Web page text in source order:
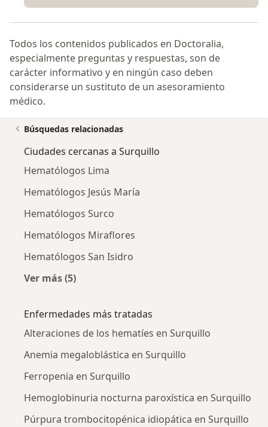
Todos los contenidos publicados en Doctoralia,
especialmente preguntas y respuestas, son de
carácter informativo y en ningún caso deben
considerarse un sustituto de un asesoramiento
médico.
Búsquedas relacionadas
Ciudades cercanas a Surquillo
Hematólogos Lima
Hematólogos Jesús María
Hematólogos Surco
Hematólogos Miraflores
Hematólogos San Isidro
Ver más (5)
Enfermedades más tratadas
Alteraciones de los hematíes en Surquillo
Anemia megaloblástica en Surquillo
Ferropenia en Surquillo
Hemoglobinuria nocturna paroxística en Surquillo
Púrpura trombocitopénica idiopática en Surquillo